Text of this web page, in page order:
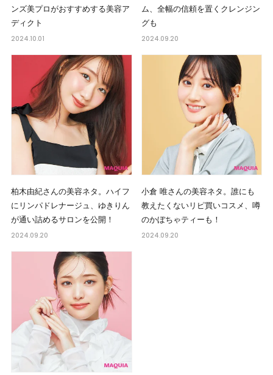
ンズ美プロがおすすめする美容ア
ディクト
2024.10.01
ム、全幅の信頼を置くクレンジン
グも
2024.09.20
柏木由紀さんの美容ネタ。ハイフ
にリンパドレナージュ、ゆきりん
が通い詰めるサロンを公開！
2024.09.20
小倉 唯さんの美容ネタ。誰にも
教えたくないリピ買いコスメ、噂
のかぼちゃティーも！
2024.09.20